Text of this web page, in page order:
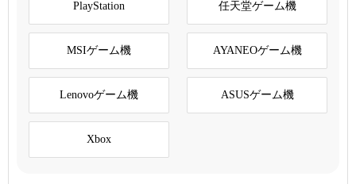
PlayStation 任天堂ゲーム機
MSIゲーム機 AYANEOゲーム機
Lenovoゲーム機 ASUSゲーム機
Xbox